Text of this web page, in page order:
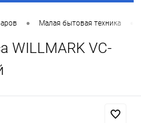
• Малая бытовая техника
WILLMARK VC-